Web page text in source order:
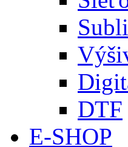
DTF
E-SHOP